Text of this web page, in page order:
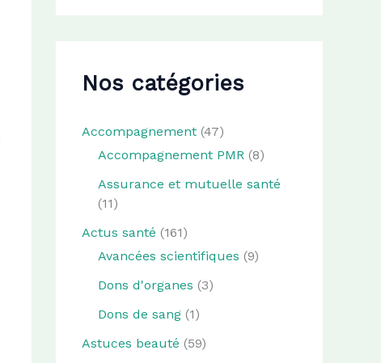
Nos catégories
Accompagnement (47)
Accompagnement PMR (8)
Assurance et mutuelle santé
(11)
Actus santé (161)
Avancées scientifiques (9)
Dons d'organes (3)
Dons de sang (1)
Astuces beauté (59)